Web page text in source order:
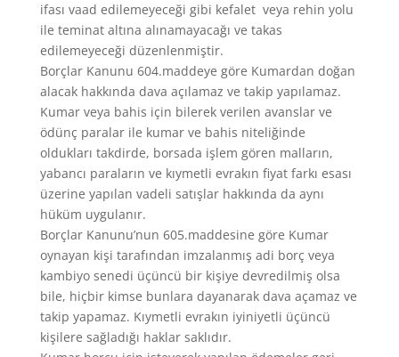
ifası vaad edilemeyeceği gibi kefalet veya rehin yolu
ile teminat altına alınamayacağı ve takas
edilemeyeceği düzenlenmiştir.
Borçlar Kanunu 604.maddeye göre Kumardan doğan
alacak hakkında dava açılamaz ve takip yapılamaz.
Kumar veya bahis için bilerek verilen avanslar ve
ödünç paralar ile kumar ve bahis niteliğinde
oldukları takdirde, borsada işlem gören malların,
yabancı paraların ve kıymetli evrakın fiyat farkı esası
üzerine yapılan vadeli satışlar hakkında da aynı
hüküm uygulanır.
Borçlar Kanunu’nun 605.maddesine göre Kumar
oynayan kişi tarafından imzalanmış adi borç veya
kambiyo senedi üçüncü bir kişiye devredilmiş olsa
bile, hiçbir kimse bunlara dayanarak dava açamaz ve
takip yapamaz. Kıymetli evrakın iyiniyetli üçüncü
kişilere sağladığı haklar saklıdır.